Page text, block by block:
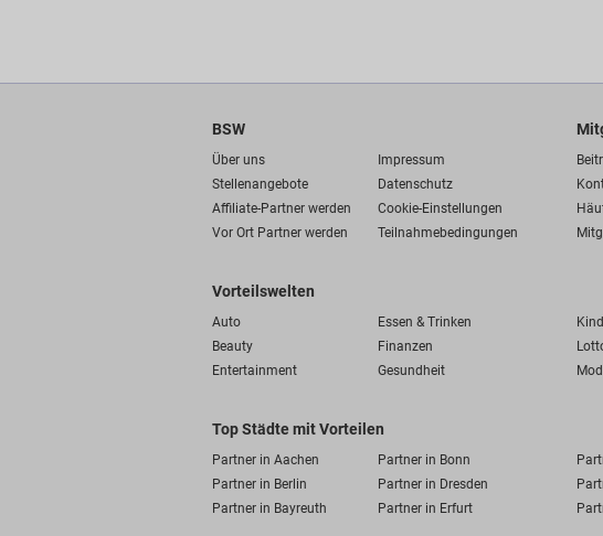
BSW
Über uns
Impressum
Stellenangebote
Datenschutz
Affiliate-Partner werden
Cookie-Einstellungen
Vor Ort Partner werden
Teilnahmebedingungen
Vorteilswelten
Auto Essen & Trinken
Beauty
Finanzen
Entertainment
Gesundheit
Top Städte mit Vorteilen
Partner in Aachen Partner in Bonn
Partner in Berlin
Partner in Dresden
Partner in Bayreuth
Partner in Erfurt